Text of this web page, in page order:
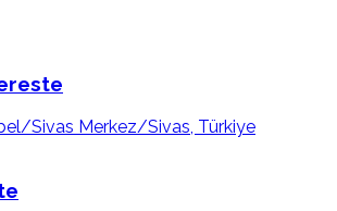
Sivas Merkez/Sivas, Türkiye